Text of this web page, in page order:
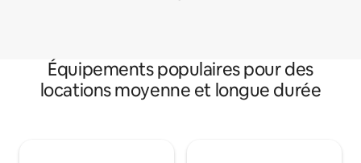
Équipements populaires pour des
locations moyenne et longue durée